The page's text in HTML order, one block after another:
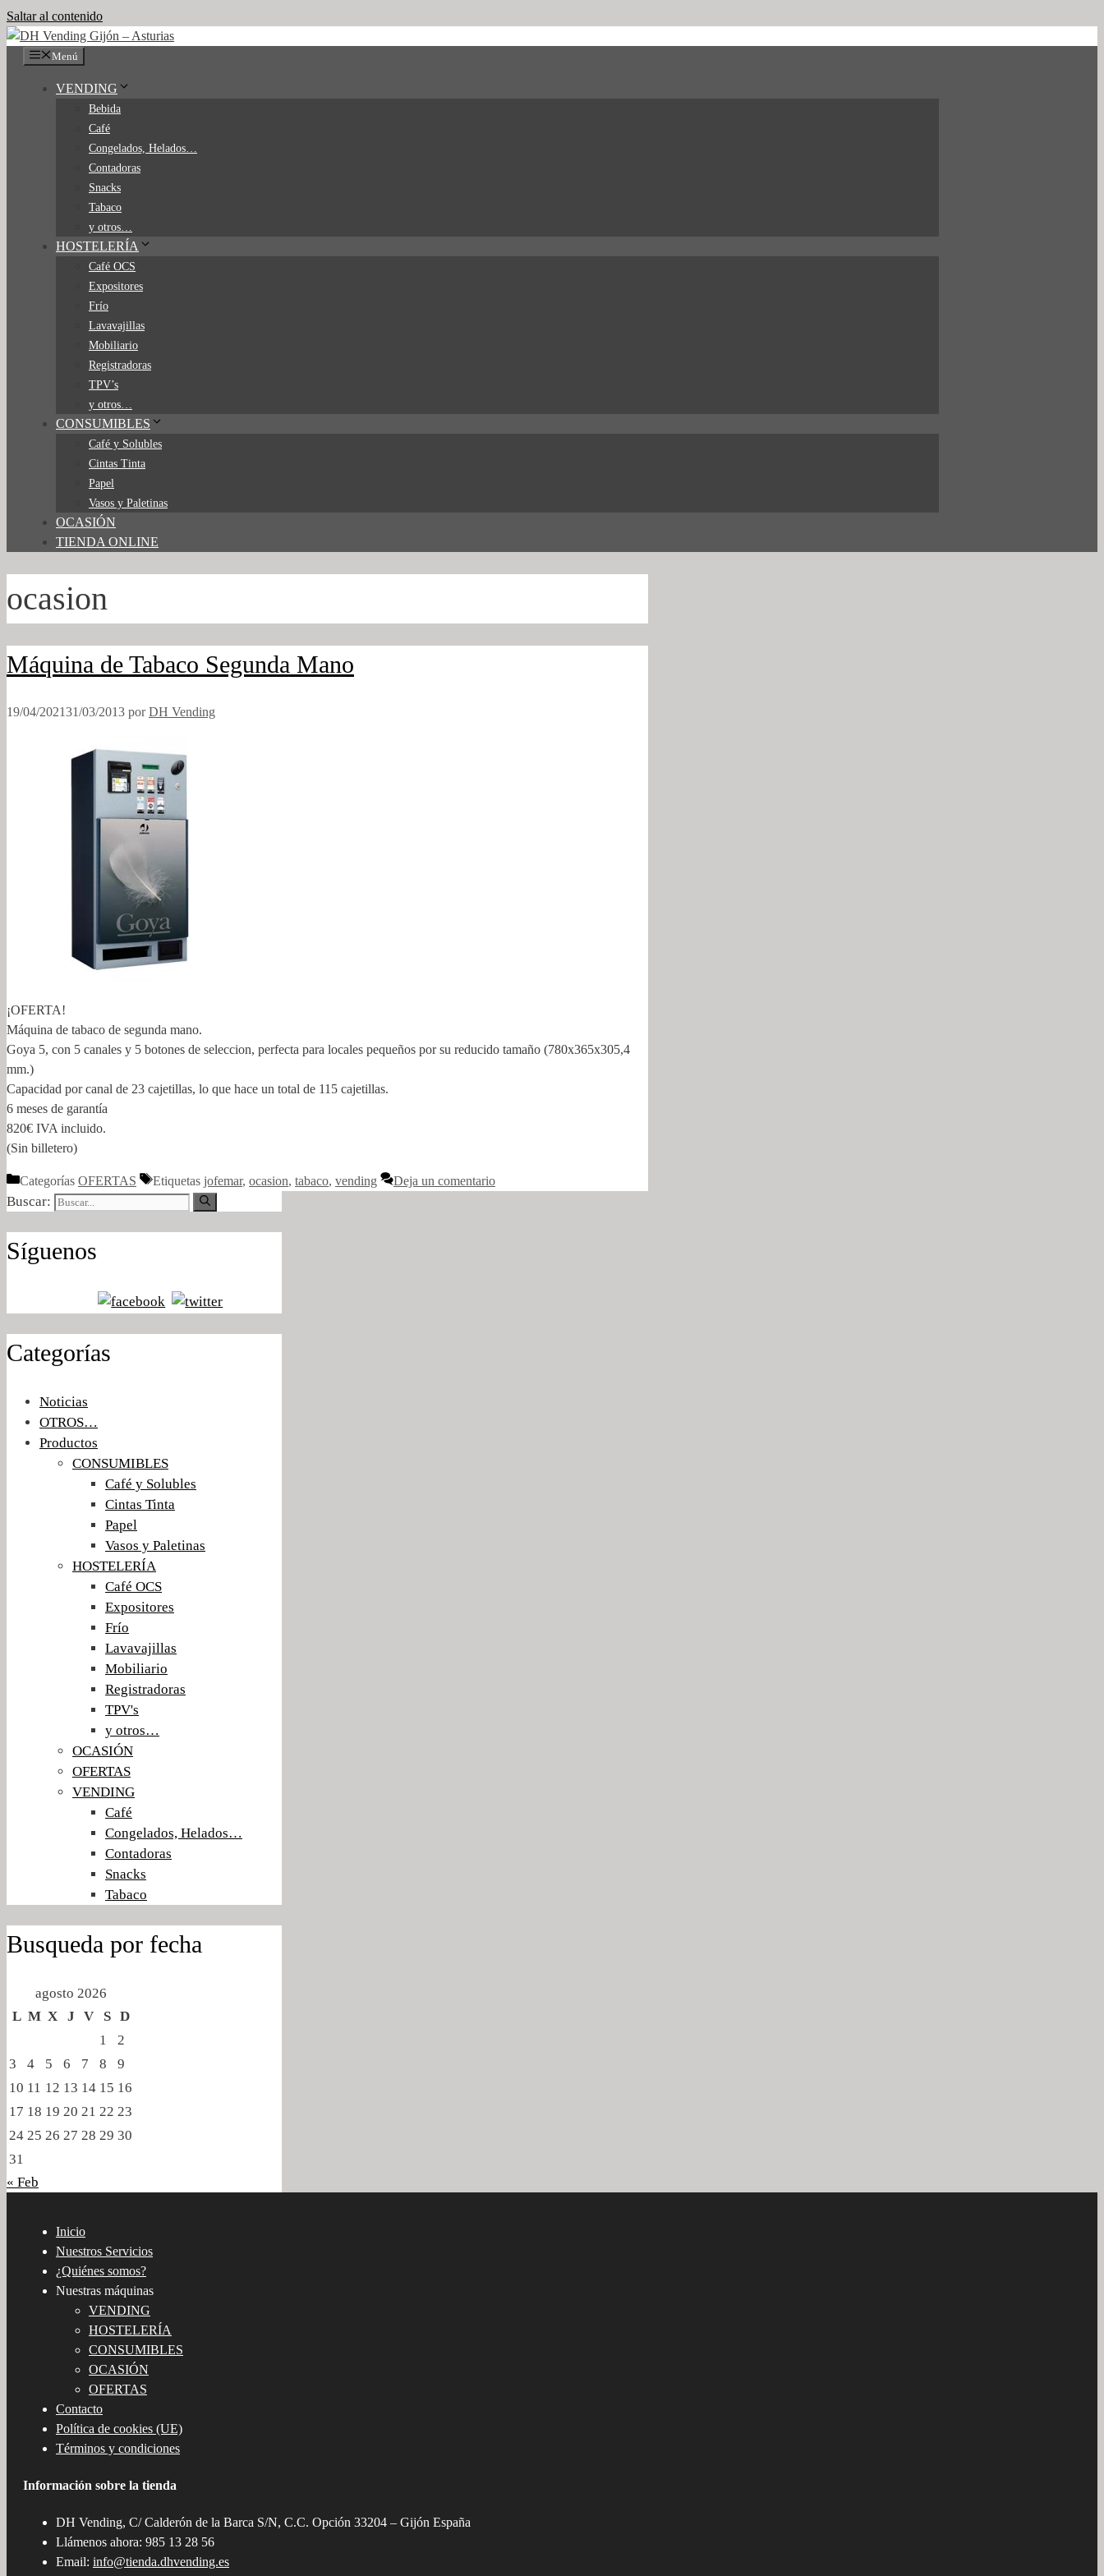
Saltar al contenido
Menú
VENDING
Bebida
Café
Congelados, Helados…
Contadoras
Snacks
Tabaco
y otros…
HOSTELERÍA
Café OCS
Expositores
Frío
Lavavajillas
Mobiliario
Registradoras
TPV’s
y otros…
CONSUMIBLES
Café y Solubles
Cintas Tinta
Papel
Vasos y Paletinas
OCASIÓN
TIENDA ONLINE
ocasion
Máquina de Tabaco Segunda Mano
19/04/202131/03/2013 porDH Vending
¡OFERTA!
Máquina de tabaco de segunda mano.
Goya 5, con 5 canales y 5 botones de seleccion, perfecta para locales pequeños por su reducido tamaño (780x365x305,4
mm.)
Capacidad por canal de 23 cajetillas, lo que hace un total de 115 cajetillas.
6 meses de garantía
820€ IVA incluido.
(Sin billetero)
Categorías OFERTAS Etiquetas jofemar, ocasion, tabaco, vending Deja un comentario
Buscar:
Síguenos
Categorías
Noticias
OTROS…
Productos
CONSUMIBLES
Café y Solubles
Cintas Tinta
Papel
Vasos y Paletinas
HOSTELERÍA
Café OCS
Expositores
Frío
Lavavajillas
Mobiliario
Registradoras
TPV's
y otros…
OCASIÓN
OFERTAS
VENDING
Café
Congelados, Helados…
Contadoras
Snacks
Tabaco
Busqueda por fecha
agosto 2026
L M X J V S
D
1
2
3
4 5 6 7 8
9
10 11 12 13 14 15 16
17 18 19 20 21 22 23
24 25 26 27 28 29 30
31
« Feb
Inicio
Nuestros Servicios
¿Quiénes somos?
Nuestras máquinas
VENDING
HOSTELERÍA
CONSUMIBLES
OCASIÓN
OFERTAS
Contacto
Política de cookies (UE)
Términos y condiciones
Información sobre la tienda
DH Vending, C/ Calderón de la Barca S/N, C.C. Opción 33204 – Gijón España
Llámenos ahora: 985 13 28 56
Email: info@tienda.dhvending.es